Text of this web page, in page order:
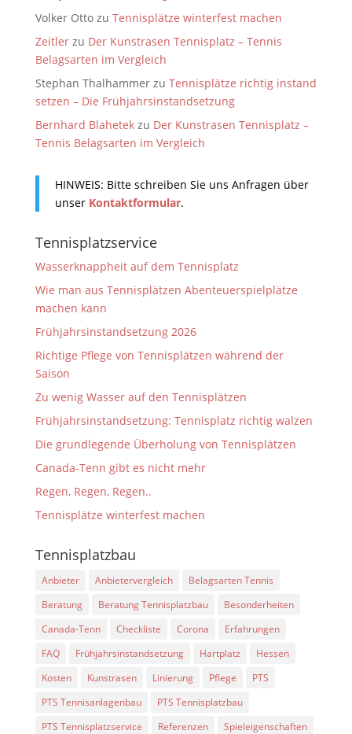
Volker Ottozu Tennisplätze winterfest machen
Zeitlerzu Der Kunstrasen Tennisplatz – Tennis
Belagsarten im Vergleich
Stephan Thalhammerzu Tennisplätze richtig instand
setzen – Die Frühjahrsinstandsetzung
Bernhard Blahetekzu Der Kunstrasen Tennisplatz –
Tennis Belagsarten im Vergleich
HINWEIS: Bitte schreiben Sie uns Anfragen über
unser Kontaktformular.
Tennisplatzservice
Wasserknappheit auf dem Tennisplatz
Wie man aus Tennisplätzen Abenteuerspielplätze
machen kann
Frühjahrsinstandsetzung 2026
Richtige Pflege von Tennisplätzen während der
Saison
Zu wenig Wasser auf den Tennisplätzen
Frühjahrsinstandsetzung: Tennisplatz richtig walzen
Die grundlegende Überholung von Tennisplätzen
Canada-Tenn gibt es nicht mehr
Regen, Regen, Regen..
Tennisplätze winterfest machen
Tennisplatzbau
Anbieter Anbietervergleich
Belagsarten Tennis
Beratung
Beratung Tennisplatzbau
Besonderheiten
Canada-Tenn
Checkliste Corona
Erfahrungen
FAQ
Frühjahrsinstandsetzung Hartplatz
Hessen
Kosten
Kunstrasen Linierung Pflege
PTS
PTS Tennisanlagenbau
PTS Tennisplatzbau
PTS Tennisplatzservice
Referenzen
Spieleigenschaften